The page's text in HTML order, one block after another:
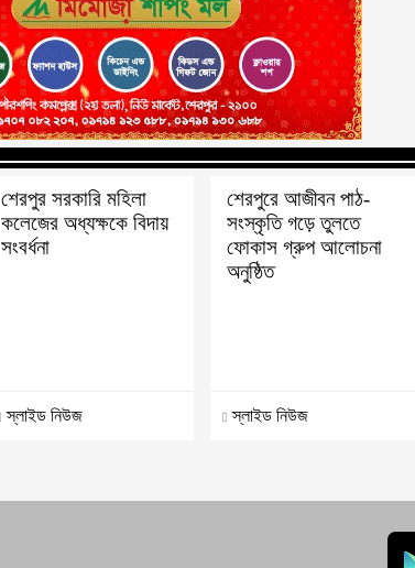
শেরপুর সরকারি মহিলা
কলেজের অধ্যক্ষকে বিদায়
সংবর্ধনা
স্লাইড নিউজ
শেরপুরে আজীবন পাঠ-
সংস্কৃতি গড়ে তুলতে
ফোকাস গ্রুপ আলোচনা
অনুষ্ঠিত
স্লাইড নিউজ